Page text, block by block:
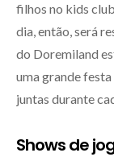
filhos no kids
dia, então, será
do Doremiland
uma grande
juntas durante
Shows de